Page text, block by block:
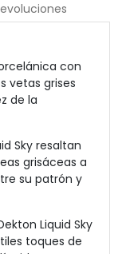
con
vetas grises
de la
Sky resaltan
grisáceas a
su patrón y
Liquid Sky
toques de